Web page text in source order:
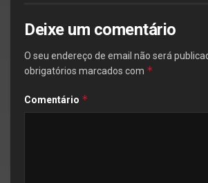
Deixe um comentário
O seu endereço de email não será
obrigatórios marcados com *
Comentário *